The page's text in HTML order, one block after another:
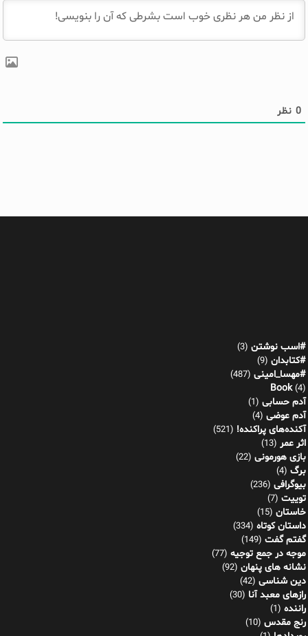
0 نظر
#اسب نوشتن (3)
#کتابدان (9)
#مهسا_امینی (487)
Book(4)
آدم حسابی (1)
آدم عوضی (4)
آکنده‌های پراکنده! (521)
اثر عمر (13)
بازی هورمونی (22)
برگ (4)
بیوگرافی (236)
توییت (7)
خاستان (15)
داستان کوتاه (334)
گفتم گفت (149)
موجه در جمع توجیه (77)
نشانه های پنهان (92)
دین شناسی (42)
رازهای معبد آنا (30)
راننده (1)
رنج مقدس (10)